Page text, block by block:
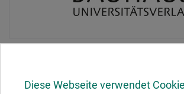
Diese Webseite verwendet